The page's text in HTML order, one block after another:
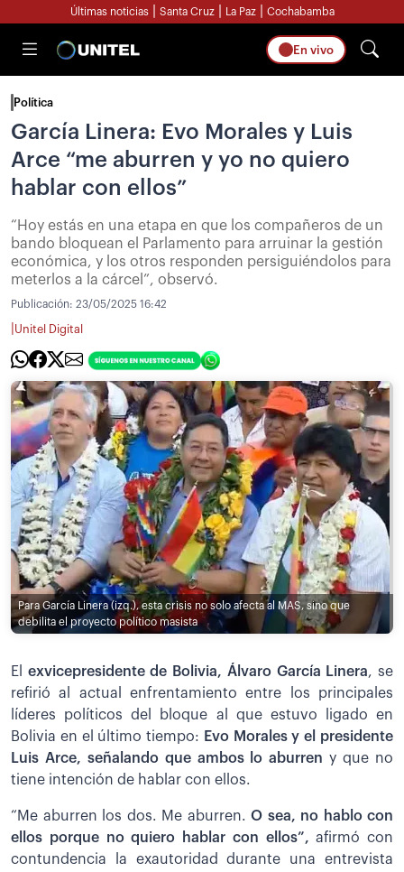
Últimas noticias Santa Cruz La Paz Cochabamba
En vivo
Política
García Linera: Evo Morales y Luis
Arce “me aburren y yo no quiero
hablar con ellos”
“Hoy estás en una etapa en que los compañeros de un
bando bloquean el Parlamento para arruinar la gestión
económica, y los otros responden persiguiéndolos para
meterlos a la cárcel”, observó.
Publicación: 23/05/2025 16:42
Unitel Digital
Para García Linera (izq.), esta crisis no solo afecta al MAS, sino que
debilita el proyecto político masista
El exvicepresidente de Bolivia, Álvaro García Linera, se
refirió al actual enfrentamiento entre los principales
líderes políticos del bloque al que estuvo ligado en
Bolivia en el último tiempo: Evo Morales y el presidente
Luis Arce, señalando que ambos lo aburren y que no
tiene intención de hablar con ellos.
“Me aburren los dos. Me aburren. O sea, no hablo con
ellos porque no quiero hablar con ellos”, afirmó con
contundencia la exautoridad durante una entrevista